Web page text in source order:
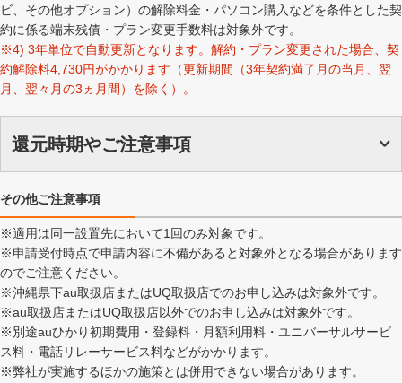
ビ、その他オプション）の解除料金・パソコン購入などを条件とした契
約に係る端末残債・プラン変更手数料は対象外です。
※4) 3年単位で自動更新となります。解約・プラン変更された場合、契
約解除料4,730円がかかります（更新期間（3年契約満了月の当月、翌
月、翌々月の3ヵ月間）を除く）。
還元時期やご注意事項
その他ご注意事項
※適用は同一設置先において1回のみ対象です。
※申請受付時点で申請内容に不備があると対象外となる場合があります
のでご注意ください。
※沖縄県下au取扱店またはUQ取扱店でのお申し込みは対象外です。
※au取扱店またはUQ取扱店以外でのお申し込みは対象外です。
※別途auひかり初期費用・登録料・月額利用料・ユニバーサルサービ
ス料・電話リレーサービス料などがかかります。
※弊社が実施するほかの施策とは併用できない場合があります。